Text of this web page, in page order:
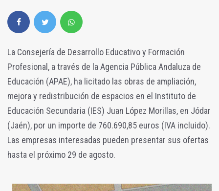
La Consejería de Desarrollo Educativo y Formación
Profesional, a través de la Agencia Pública Andaluza de
Educación (APAE), ha licitado las obras de ampliación,
mejora y redistribución de espacios en el Instituto de
Educación Secundaria (IES) Juan López Morillas, en Jódar
(Jaén), por un importe de 760.690,85 euros (IVA incluido).
Las empresas interesadas pueden presentar sus ofertas
hasta el próximo 29 de agosto.